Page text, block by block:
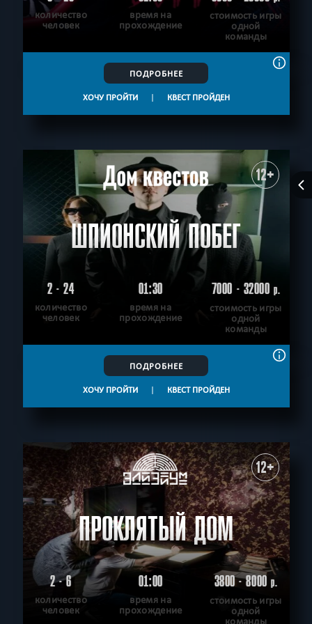
количество
человек
время на
прохождение
стоимость игры
одной
команды
ПОДРОБНЕЕ
ХОЧУ ПРОЙТИ | КВЕСТ ПРОЙДЕН
12+
ШПИОНСКИЙ ПОБЕГ
2 - 24
количество
человек
01:30
время на
прохождение
7000 - 32000р.
стоимость игры
одной
команды
ПОДРОБНЕЕ
ХОЧУ ПРОЙТИ | КВЕСТ ПРОЙДЕН
12+
ПРОКЛЯТЫЙ ДОМ
2 - 6
количество
человек
01:00
время на
прохождение
3800 - 8000р.
стоимость игры
одной
команды